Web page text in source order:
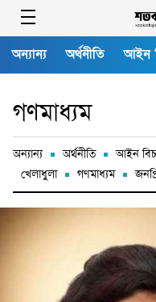
অন্যান্য অর্থনীতি আইন
গণমাধ্যম
অন্যান্য অর্থনীতি আইন
খেলাধুলা
গণমাধ্যম